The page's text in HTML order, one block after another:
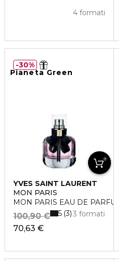
4 formati
Pianeta Green
YVES SAINT LAURENT
MON PARIS
MON PARIS EAU DE PARFUM
70,63 €
100,90 € 3 formati
5 3
30%